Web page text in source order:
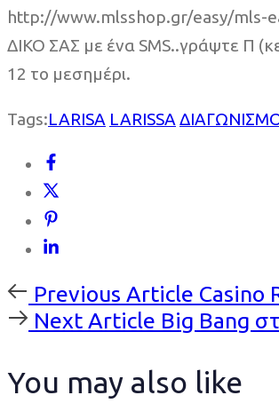
http://www.mlsshop.gr/easy/mls-
ΔΙΚΟ ΣΑΣ με ένα SMS..γράψτε Π
12 το μεσημέρι.
Tags:LARISA LARISSA
Previous
Article
Previous Article Casino
NextNext Article Big Bang
You may also like